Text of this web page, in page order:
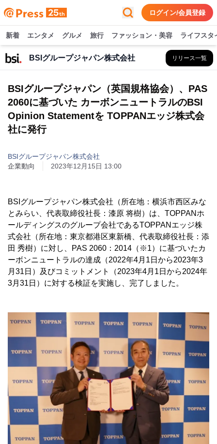
ログイン/会員登録
新着 エンタメ グルメ 旅行 ファッション・美容 ライフスタ
BSIグループジャパン株式会社 リリース一覧
BSIグループジャパン（英国規格協会）、PAS
2060に基づいた カーボンニュートラルのBSI
Opinion Statementを TOPPANエッジ株式会
社に発行
BSIグループジャパン株式会社
企業動向
2023年12月15日 13:00
BSIグループジャパン株式会社（所在地：横浜市西区みな
とみらい、代表取締役社長：漆原 将樹）は、TOPPANホ
ールディングスのグループ会社であるTOPPANエッジ株
式会社（所在地：東京都港区東新橋、代表取締役社長：添
田 秀樹）に対し、PAS 2060：2014（※1）に基づいたカ
ーボンニュートラルの達成（2022年4月1日から2023年3
月31日）及びコミットメント（2023年4月1日から2024年
3月31日）に対する検証を実施し、完了しました。